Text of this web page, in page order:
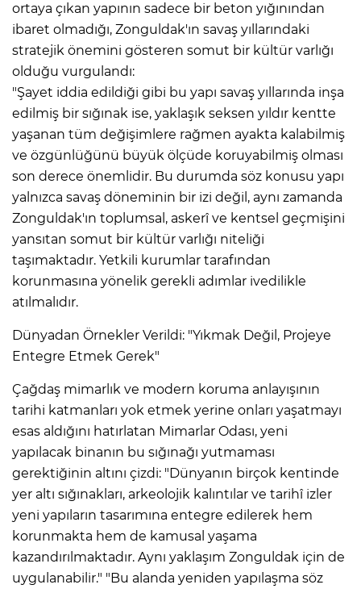
ortaya çıkan yapının sadece bir beton yığınından
ibaret olmadığı, Zonguldak'ın savaş yıllarındaki
stratejik önemini gösteren somut bir kültür varlığı
olduğu vurgulandı:
"Şayet iddia edildiği gibi bu yapı savaş yıllarında inşa
edilmiş bir sığınak ise, yaklaşık seksen yıldır kentte
yaşanan tüm değişimlere rağmen ayakta kalabilmiş
ve özgünlüğünü büyük ölçüde koruyabilmiş olması
son derece önemlidir. Bu durumda söz konusu yapı
yalnızca savaş döneminin bir izi değil, aynı zamanda
Zonguldak'ın toplumsal, askerî ve kentsel geçmişini
yansıtan somut bir kültür varlığı niteliği
taşımaktadır. Yetkili kurumlar tarafından
korunmasına yönelik gerekli adımlar ivedilikle
atılmalıdır.
Dünyadan Örnekler Verildi: "Yıkmak Değil, Projeye
Entegre Etmek Gerek"
Çağdaş mimarlık ve modern koruma anlayışının
tarihi katmanları yok etmek yerine onları yaşatmayı
esas aldığını hatırlatan Mimarlar Odası, yeni
yapılacak binanın bu sığınağı yutmaması
gerektiğinin altını çizdi: "Dünyanın birçok kentinde
yer altı sığınakları, arkeolojik kalıntılar ve tarihî izler
yeni yapıların tasarımına entegre edilerek hem
korunmakta hem de kamusal yaşama
kazandırılmaktadır. Aynı yaklaşım Zonguldak için de
uygulanabilir." "Bu alanda yeniden yapılaşma söz